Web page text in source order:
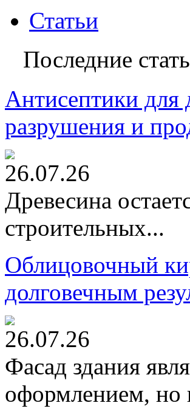
Статьи
Последние
Антисептики для
разрушения и
26.07.26
Древесина
строительных...
Облицовочный
долговечным
26.07.26
Фасад здания
оформлением,